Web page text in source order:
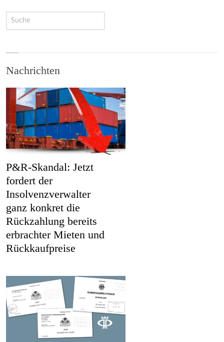
Nachrichten
P&R-Skandal: Jetzt
fordert der
Insolvenzverwalter
ganz konkret die
Rückzahlung bereits
erbrachter Mieten und
Rückkaufpreise